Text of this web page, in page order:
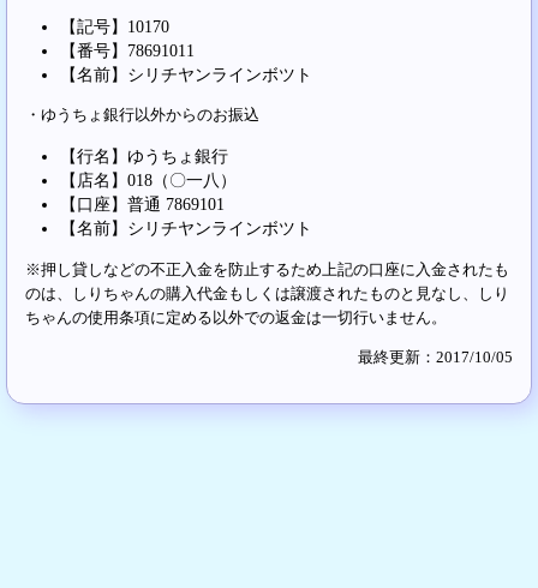
【記号】10170
【番号】78691011
【名前】シリチヤンラインボツト
・ゆうちょ銀行以外からのお振込
【行名】ゆうちょ銀行
【店名】018（〇一八）
【口座】普通 7869101
【名前】シリチヤンラインボツト
※押し貸しなどの不正入金を防止するため上記の口座に入金されたも
のは、しりちゃんの購入代金もしくは譲渡されたものと見なし、しり
ちゃんの使用条項に定める以外での返金は一切行いません。
最終更新：2017/10/05